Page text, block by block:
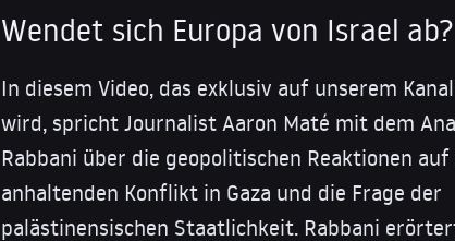
Wendet sich Europa von Israel ab?
In diesem Video, das exklusiv auf unserem
wird, spricht Journalist Aaron Maté mit dem
Rabbani über die geopolitischen Reaktionen auf
anhaltenden Konflikt in Gaza und die Frage der
palästinensischen Staatlichkeit. Rabbani